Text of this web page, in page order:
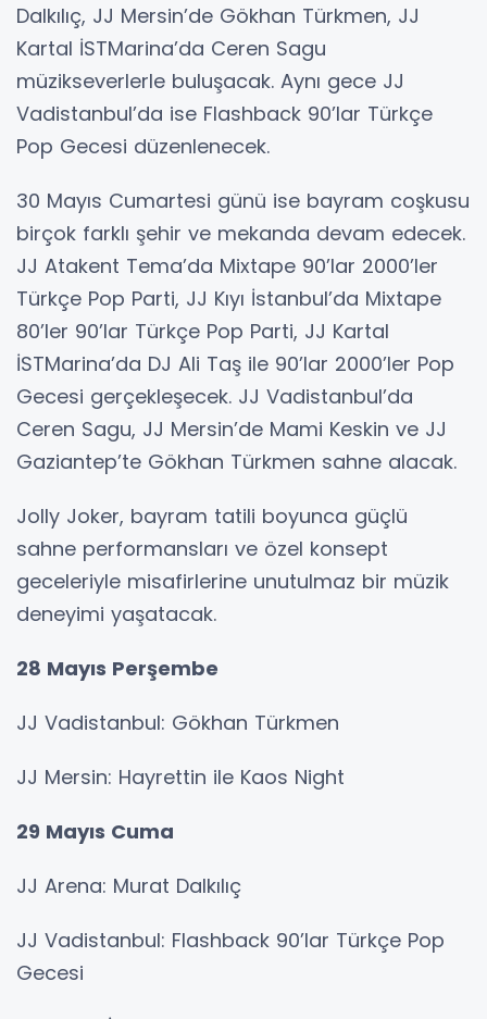
Dalkılıç, JJ Mersin’de Gökhan Türkmen, JJ
Kartal İSTMarina’da Ceren Sagu
müzikseverlerle buluşacak. Aynı gece JJ
Vadistanbul’da ise Flashback 90’lar Türkçe
Pop Gecesi düzenlenecek.
30 Mayıs Cumartesi günü ise bayram coşkusu
birçok farklı şehir ve mekanda devam edecek.
JJ Atakent Tema’da Mixtape 90’lar 2000’ler
Türkçe Pop Parti, JJ Kıyı İstanbul’da Mixtape
80’ler 90’lar Türkçe Pop Parti, JJ Kartal
İSTMarina’da DJ Ali Taş ile 90’lar 2000’ler Pop
Gecesi gerçekleşecek. JJ Vadistanbul’da
Ceren Sagu, JJ Mersin’de Mami Keskin ve JJ
Gaziantep’te Gökhan Türkmen sahne alacak.
Jolly Joker, bayram tatili boyunca güçlü
sahne performansları ve özel konsept
geceleriyle misafirlerine unutulmaz bir müzik
deneyimi yaşatacak.
28 Mayıs Perşembe
JJ Vadistanbul: Gökhan Türkmen
JJ Mersin: Hayrettin ile Kaos Night
29 Mayıs Cuma
JJ Arena: Murat Dalkılıç
JJ Vadistanbul: Flashback 90’lar Türkçe Pop
Gecesi